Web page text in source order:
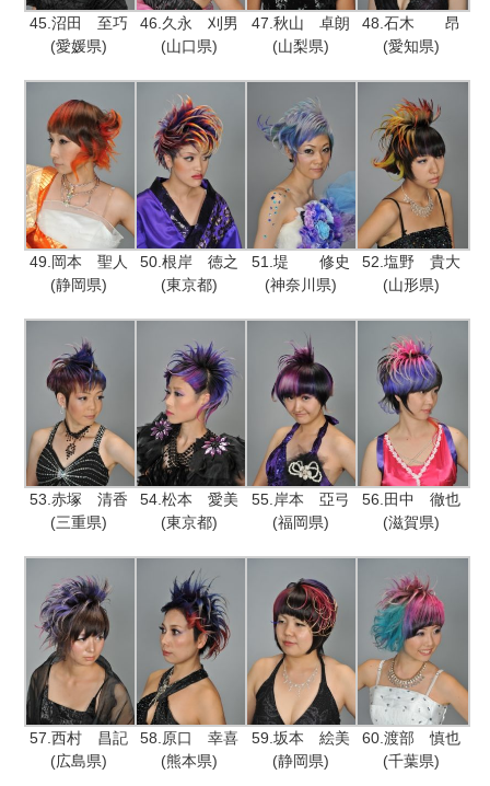
45.沼田 至巧
(愛媛県)
46.久永 刈男
(山口県)
47.秋山 卓朗
(山梨県)
48.石木 昂
(愛知県)
49.岡本 聖人
(静岡県)
50.根岸 徳之
(東京都)
51.堤 修史
(神奈川県)
52.塩野 貴大
(山形県)
53.赤塚 清香
(三重県)
54.松本 愛美
(東京都)
55.岸本 亞弓
(福岡県)
56.田中 徹也
(滋賀県)
57.西村 昌記
(広島県)
58.原口 幸喜
(熊本県)
59.坂本 絵美
(静岡県)
60.渡部 慎也
(千葉県)